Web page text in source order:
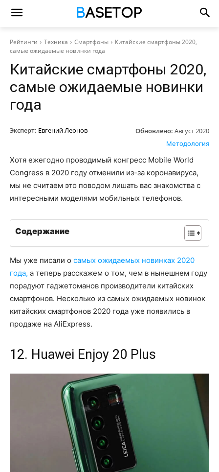
Рейтинги Техника Смартфоны
Китайские смартфоны 2020,
самые ожидаемые новинки года
Китайские смартфоны 2020,
самые ожидаемые новинки
года
Эксперт: Евгений Леонов Обновлено: Август 2020
Методология
Хотя ежегодно проводимый конгресс Mobile World
Congress в 2020 году отменили из-за коронавируса,
мы не считаем это поводом лишать вас знакомства с
интересными моделями мобильных телефонов.
Содержание
Мы уже писали о самых ожидаемых новинках 2020
года, а теперь расскажем о том, чем в нынешнем году
порадуют гаджетоманов производители китайских
смартфонов. Несколько из самых ожидаемых новинок
китайских смартфонов 2020 года уже появились в
продаже на AliExpress.
12. Huawei Enjoy 20 Plus